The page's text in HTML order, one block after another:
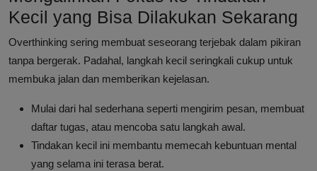
Kecil yang Bisa Dilakukan Sekarang
Overthinking sering membuat seseorang terjebak dalam pikiran
tanpa bergerak. Padahal, langkah kecil seringkali cukup untuk
membuka jalan dan memberikan kejelasan.
Mulai dari hal sederhana seperti mengirim pesan, membuat
daftar tugas, atau mencoba satu langkah awal.
Tindakan kecil ini membantu memecah kebuntuan mental
yang selama ini terasa berat.